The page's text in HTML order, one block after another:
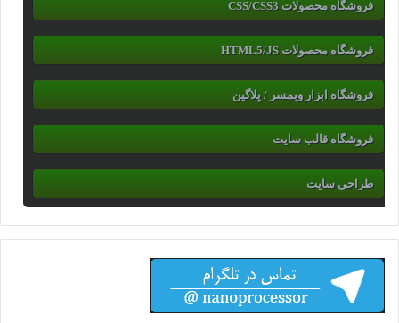
فروشگاه محصولات CSS/CSS3
فروشگاه محصولات HTML5/JS
فروشگاه ابزار وبمسر / پلاگین
فروشگاه قالب سایت
طراحی سایت